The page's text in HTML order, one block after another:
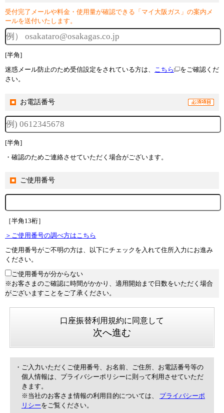
受付完了メールや料金・使用量が確認できる「マイ大阪ガス」の案内メ
ールを送付いたします。
[半角]
迷惑メール防止のため受信設定をされている方は、 こちら
をご確認くだ
さい。
お電話番号
[半角]
・確認のためご連絡させていただく場合がございます。
ご使用番号
［半角13桁］
＞ご使用番号の調べ方はこちら
ご使用番号がご不明の方は、以下にチェックを入れて住所入力にお進み
ください。
ご使用番号が分からない
※お客さまのご確認に時間がかかり、適用開始まで日数をいただく場合
がございますことをご了承ください。
口座振替利用規約に同意して
次へ進む
・ご入力いただくご使用番号、お名前、ご住所、お電話番号等の
個人情報は、プライバシーポリシーに則って利用させていただ
きます。
※当社のお客さま情報の利用目的については、 プライバシーポ
リシーをご覧ください。